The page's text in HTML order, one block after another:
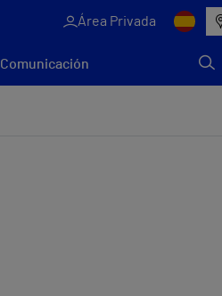
Área Privada
Comunicación